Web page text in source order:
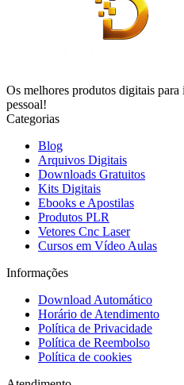
Os melhores produtos digitais
pessoal!
Categorias
Blog
Arquivos Digitais
Downloads Gratuitos
Kits Digitais
Ebooks e Apostilas
Produtos PLR
Vetores Cnc Laser
Cursos em Vídeo Aulas
Informações
Download Automático
Horário de Atendimento
Política de Privacidade
Política de Reembolso
Política de cookies